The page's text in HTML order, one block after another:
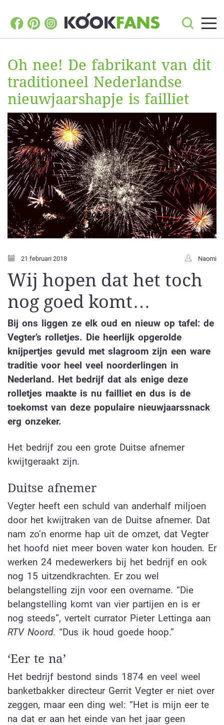
Oh nee! De fabrikant van dit
traditioneel Nederlandse
nieuwjaarshapje is failliet
21 februari 2018 Naomi
Wij hopen dat het toch
nog goed komt…
Bij ons liggen ze elk oud en nieuw op tafel: de
Vegter’s rolletjes. Die heerlijk opgerolde
knijpertjes gevuld met slagroom zijn een ware
traditie voor heel veel noorderlingen in
Nederland. Het bedrijf dat als enige deze
rolletjes maakte is nu failliet en dus is de
toekomst van deze populaire nieuwjaarssnack
erg onzeker.
Het bedrijf zou een grote Duitse afnemer
kwijtgeraakt zijn.
Duitse afnemer
Vegter heeft een schuld van anderhalf miljoen
door het kwijtraken van de Duitse afnemer. Dat
nam zo’n enorme hap uit de omzet, dat Vegter
het hoofd niet meer boven water kon houden. Er
werken 24 medewerkers bij het bedrijf en ook
nog 15 uitzendkrachten. Er zou wel
belangstelling zijn voor een overname. “Die
belangstelling komt van vier partijen en is er
nog steeds”, vertelt currator Pieter Lettinga aan
RTV Noord. “Dus ik houd goede hoop.”
‘Eer te na’
Het bedrijf bestond sinds 1874 en veel weel
banketbakker directeur Gerrit Vegter er niet over
zeggen, maar een ding wel: “Het is mijn eer te
na dat er aan het einde van het jaar geen